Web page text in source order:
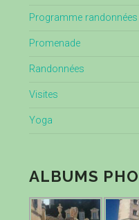
Programme
Promenade
Randonnées
Visites
Yoga
ALBUMS